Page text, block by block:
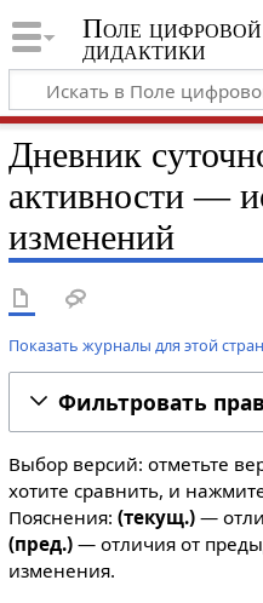
Поле цифровой
дидактики
Дневник
активности —
изменений
Показать журналы для этой
Фильтровать
Выбор версий: отметьте
хотите сравнить, и
Пояснения: (текущ.)—
(пред.)— отличия от
изменения.